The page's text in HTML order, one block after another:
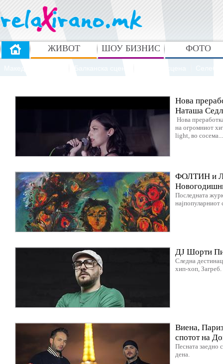
ЖИВОТ ШОУ БИЗНИС ФОТО
Нова
Наташа
Нова
на огромниот
light, во сосема...
ФОЛТИН и
Последната
најпопуларниот
ДЈ Шорти Пи
Следна
хип-хоп, Загреб.
Виена,
спотот на
Песната заедно
дена.